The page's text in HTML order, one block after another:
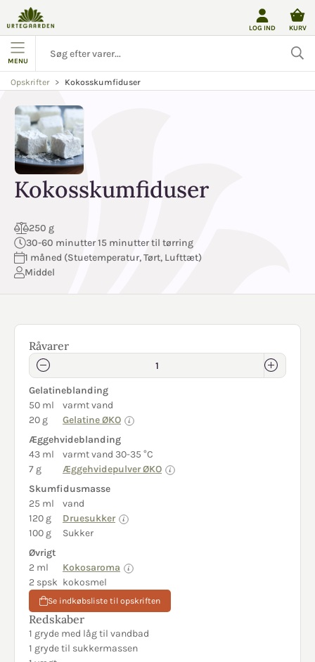
LOG IND KURV
MENU
Opskrifter Kokosskumfiduser
Kokosskumfiduser
250 g
30-60 minutter 15 minutter til tørring
1 måned (Stuetemperatur, Tørt, Lufttæt)
Middel
Råvarer
Gelatineblanding
50 ml
varmt vand
20 g
Gelatine ØKO
Æggehvideblanding
43 ml
varmt vand 30-35 °C
7 g
Æggehvidepulver ØKO
Skumfidusmasse
25 ml
vand
120 g
Druesukker
100 g
Sukker
Øvrigt
2 ml
Kokosaroma
2 spsk kokosmel
Se indkøbsliste til opskriften
Redskaber
1 gryde med låg til vandbad
1 gryde til sukkermassen